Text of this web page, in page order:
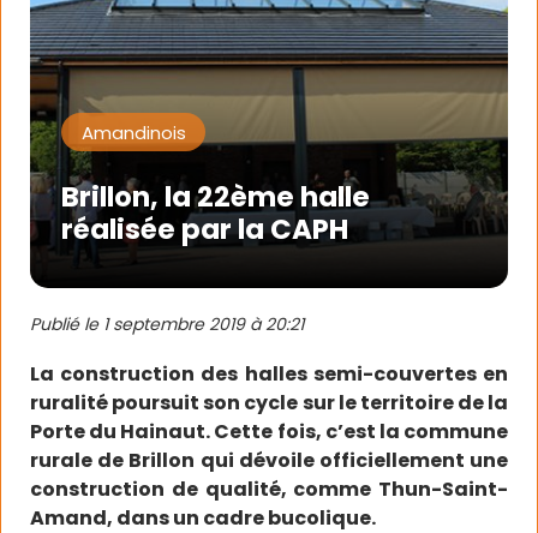
Amandinois
Brillon, la 22ème halle
réalisée par la CAPH
Publié le 1 septembre 2019 à 20:21
La construction des halles semi-couvertes en
ruralité poursuit son cycle sur le territoire de la
Porte du Hainaut. Cette fois, c’est la commune
rurale de Brillon qui dévoile officiellement une
construction de qualité, comme Thun-Saint-
Amand, dans un cadre bucolique.